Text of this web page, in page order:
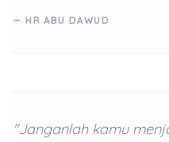
— HR ABU DAWUD
"Janganlah kamu